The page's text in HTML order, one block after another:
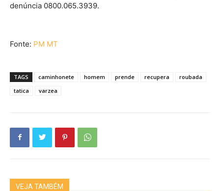
denúncia 0800.065.3939.
Fonte: PM MT
TAGS caminhonete homem prende recupera
roubada
tatica
varzea
VEJA TAMBÉM